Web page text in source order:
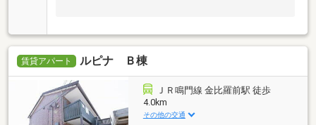
賃貸アパート ルピナ Ｂ棟
ＪＲ鳴門線 金比羅前駅 徒歩
4.0km
その他の交通